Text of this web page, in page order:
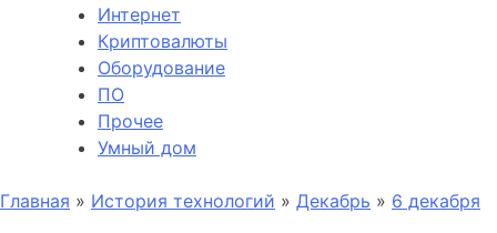
Интернет
Криптовалюты
Оборудование
ПО
Прочее
Умный дом
Главная » История технологий » Декабрь » 6 декабря